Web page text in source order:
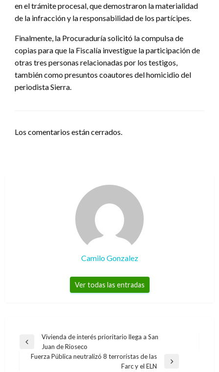
en el trámite procesal, que demostraron la materialidad
de la infracción y la responsabilidad de los partícipes.
Finalmente, la Procuraduría solicitó la compulsa de
copias para que la Fiscalía investigue la participación de
otras tres personas relacionadas por los testigos,
también como presuntos coautores del homicidio del
periodista Sierra.
Los comentarios están cerrados.
Camilo Gonzalez
Ver todas las entradas
Navegación
Entrada
anterior
Vivienda de interés prioritario llega a San
Juan de Rioseco
Fuerza Pública neutralizó 8 terroristas de las
Farc y el ELN